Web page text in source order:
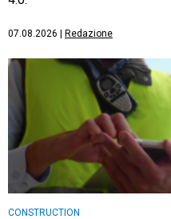
07.08.2026 Redazione
CONSTRUCTION